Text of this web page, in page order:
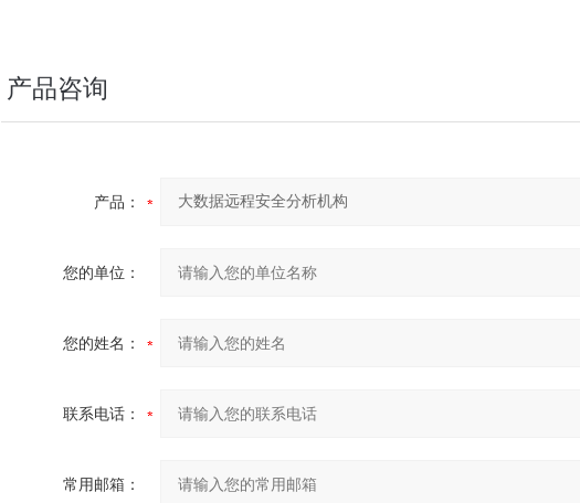
产品咨询
产品：
您的单位：
您的姓名：
联系电话：
常用邮箱：